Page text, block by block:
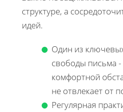
структуре, а
идей.
Один из
свободы письма -
комфортной
не отвлекает от
Регулярная